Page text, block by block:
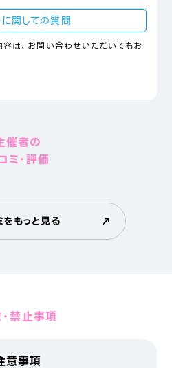
関しての質問
は、お問い合わせいただいてもお
催者の
ミ・評価
をもっと見る
禁止事項
意事項